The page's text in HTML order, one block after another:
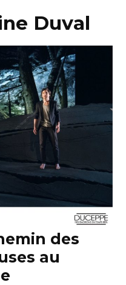
Duval
des
au